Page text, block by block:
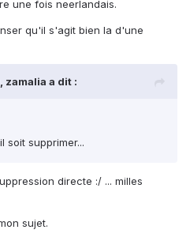
une fois neerlandais.
qu'il s'agit bien la d'une
zamalia a dit :
soit supprimer...
directe :/ ... milles
sujet.